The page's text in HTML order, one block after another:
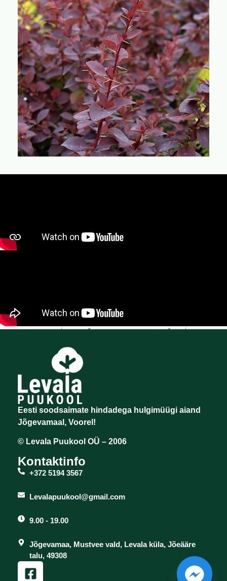
Eesti soodsaimate hindadega hulgimüügi aiand
Jõgevamaal, Voorel!
© Levala Puukool OÜ – 2006
Kontaktinfo
+372 5194 3567
Levalapuukool@gmail.com
9.00 - 19.00
Jõgevamaa, Mustvee vald, Levala küla, Jõeääre
talu, 49308